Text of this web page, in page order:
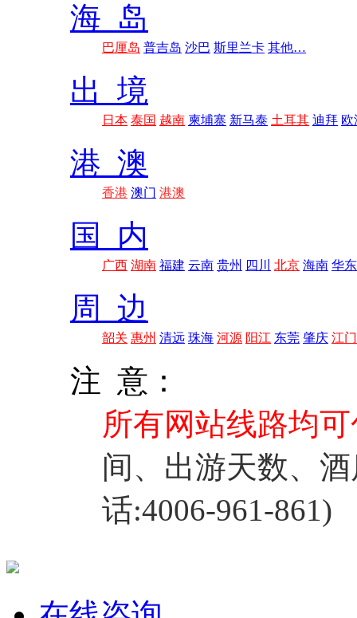
海 岛
巴厘岛 普吉岛 沙巴 斯里兰卡 其他…
出 境
日本 泰国 越南 柬埔寨 新马泰 土耳其 迪拜 欧
港 澳
香港 澳门 港澳
国 内
广西 湖南 福建 云南 贵州 四川 北京 海南 华东
周 边
韶关 惠州 清远 珠海 河源 阳江 东莞 肇庆 江门
注 意：
所有网站线路均
间、出游天数、
话:4006-961-861)